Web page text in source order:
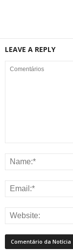
LEAVE A REPLY